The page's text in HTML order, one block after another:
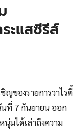
ะแสซีรีส์
ญของรายการวาไรตี้
นที่ 7 กันยายน ออก
นุ่มได้เล่าถึงความ